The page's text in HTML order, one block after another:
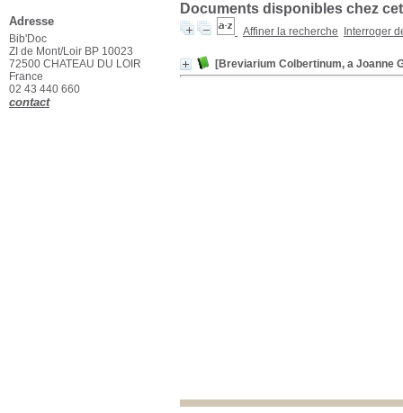
Documents disponibles chez
Affiner la recherche Interroger
[Breviarium Colbertinum, a Joanne
Adresse
Bib'Doc
ZI de Mont/Loir BP 10023
72500 CHATEAU DU LOIR
France
02 43 440 660
contact